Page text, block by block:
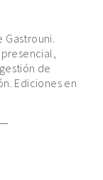
de
Ediciones en